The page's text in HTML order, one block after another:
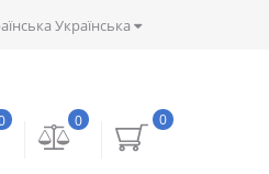
Українська
0
0